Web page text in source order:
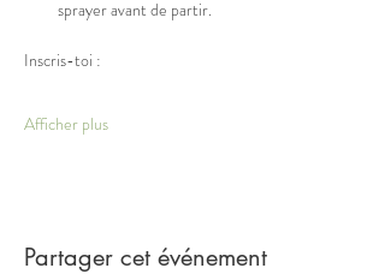
sprayer avant de partir.
Inscris-toi :
Afficher plus
Partager cet événement